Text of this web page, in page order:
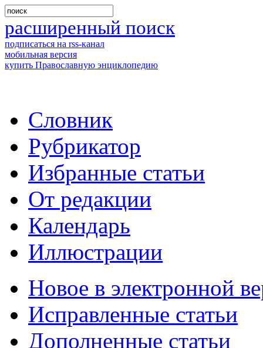
расширенный поиск
подписаться на rss-канал
мобильная версия
купить Православную энциклопедию
Словник
Рубрикатор
Избранные статьи
От редакции
Календарь
Иллюстрации
Новое в электронной
Исправленные статьи
Дополненные статьи